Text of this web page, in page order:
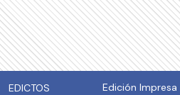
EDICTOS Edición Impresa